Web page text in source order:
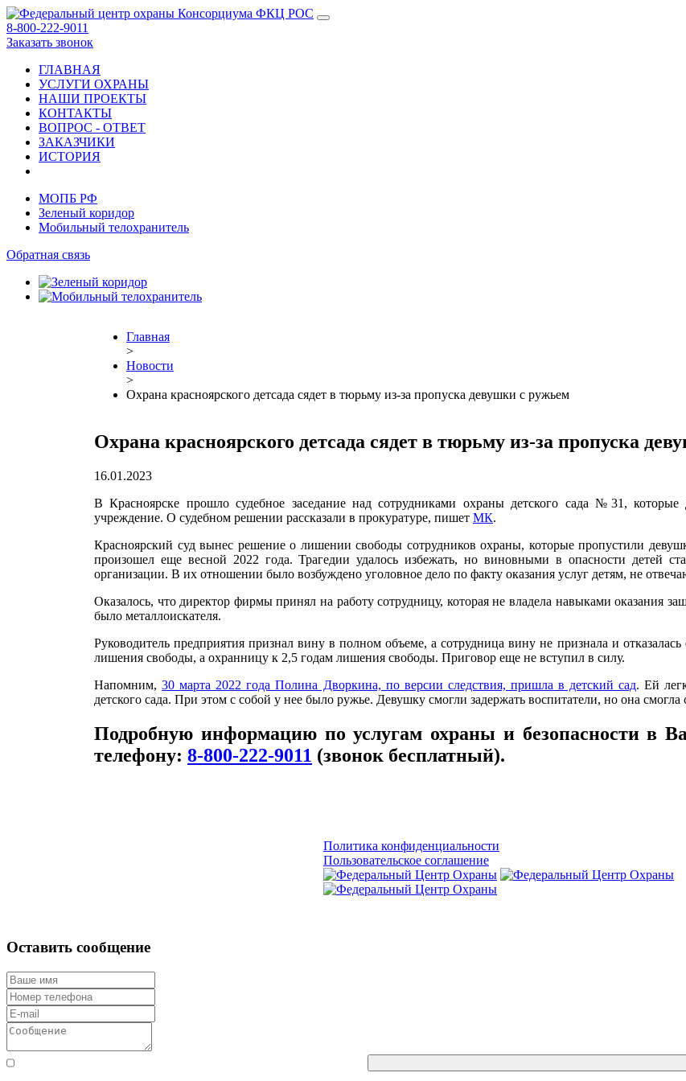
8-800-222-9011
Заказать звонок
ГЛАВНАЯ
УСЛУГИ ОХРАНЫ
НАШИ ПРОЕКТЫ
КОНТАКТЫ
ВОПРОС - ОТВЕТ
ЗАКАЗЧИКИ
ИСТОРИЯ
МОПБ РФ
Зеленый коридор
Мобильный телохранитель
Обратная связь
Главная
>
Новости
>
Охрана красноярского детсада сядет в тюрьму из-за пропуска девушки с ружьем
Охрана красноярского детсада сядет в тюрьму из-за пропуска
16.01.2023
В Красноярске прошло судебное заседание над сотрудниками охраны детского сада №31,
учреждение. О судебном решении рассказали в прокуратуре, пишет МК.
Красноярский суд вынес решение о лишении свободы сотрудников охраны, которые пропустили
произошел еще весной 2022 года. Трагедии удалось избежать, но виновными в опасности детей
организации. В их отношении было возбуждено уголовное дело по факту оказания услуг детям, не
Оказалось, что директор фирмы принял на работу сотрудницу, которая не владела навыками оказания
было металлоискателя.
Руководитель предприятия признал вину в полном объеме, а сотрудница вину не признала и
лишения свободы, а охранницу к 2,5 годам лишения свободы. Приговор еще не вступил в силу.
Напомним,30 марта 2022 года Полина Дворкина, по версии следствия, пришла в детский сад. Ей
детского сада. При этом с собой у нее было ружье. Девушку смогли задержать воспитатели, но она
Подробную информацию по услугам охраны и безопасности в
телефону: 8-800-222-9011 (звонок бесплатный).
Политика конфиденциальности
Пользовательское соглашение
Оставить сообщение